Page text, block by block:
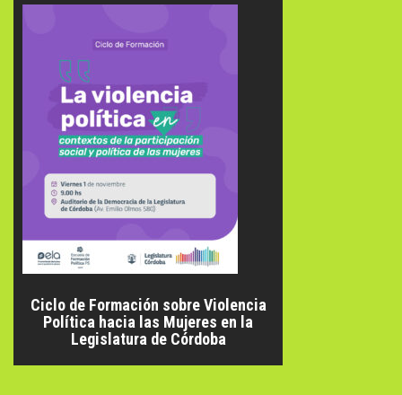
Ciclo de Formación sobre Violencia
Política hacia las Mujeres en la
Legislatura de Córdoba